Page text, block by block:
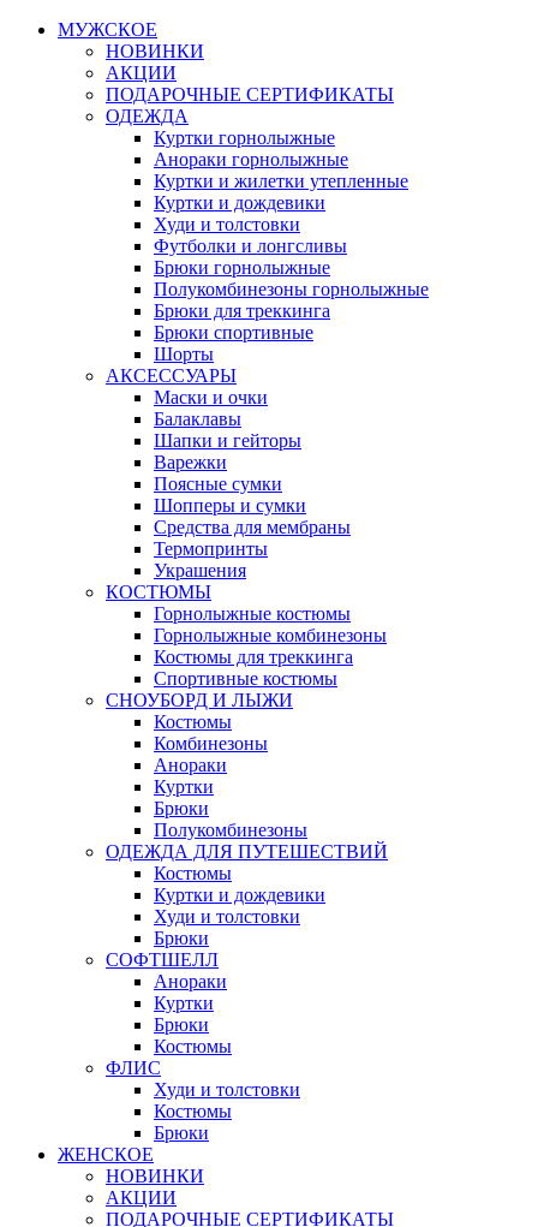
МУЖСКОЕ
НОВИНКИ
АКЦИИ
ПОДАРОЧНЫЕ СЕРТИФИКАТЫ
ОДЕЖДА
Куртки горнолыжные
Анораки горнолыжные
Куртки и жилетки утепленные
Куртки и дождевики
Худи и толстовки
Футболки и лонгсливы
Брюки горнолыжные
Полукомбинезоны горнолыжные
Брюки для треккинга
Брюки спортивные
Шорты
АКСЕССУАРЫ
Маски и очки
Балаклавы
Шапки и гейторы
Варежки
Поясные сумки
Шопперы и сумки
Средства для мембраны
Термопринты
Украшения
КОСТЮМЫ
Горнолыжные костюмы
Горнолыжные комбинезоны
Костюмы для треккинга
Спортивные костюмы
СНОУБОРД И ЛЫЖИ
Костюмы
Комбинезоны
Анораки
Куртки
Брюки
Полукомбинезоны
ОДЕЖДА ДЛЯ ПУТЕШЕСТВИЙ
Костюмы
Куртки и дождевики
Худи и толстовки
Брюки
СОФТШЕЛЛ
Анораки
Куртки
Брюки
Костюмы
ФЛИС
Худи и толстовки
Костюмы
Брюки
ЖЕНСКОЕ
НОВИНКИ
АКЦИИ
ПОДАРОЧНЫЕ СЕРТИФИКАТЫ